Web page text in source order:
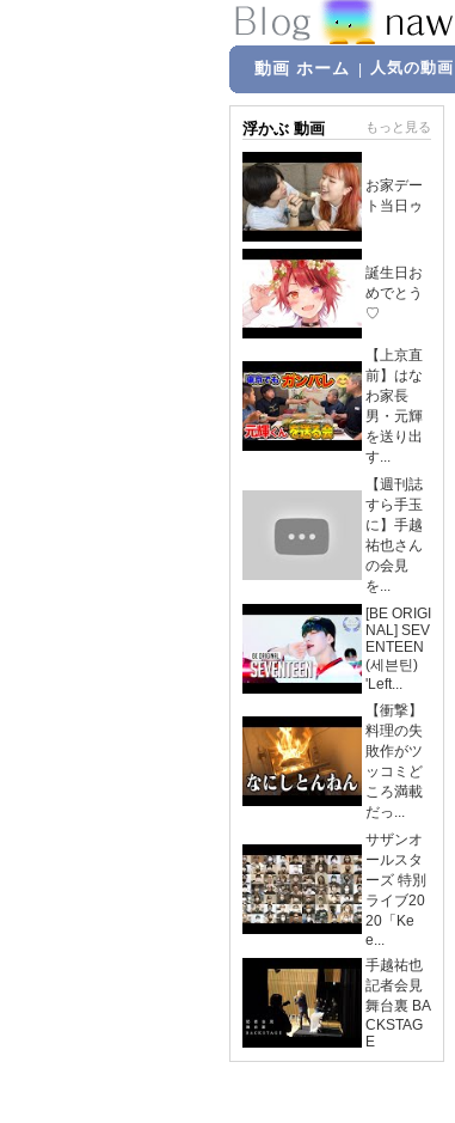
動画 ホーム 人気の動画
浮かぶ 動画 もっと見る
お家デー
ト当日ゥ
誕生日お
めでとう
♡
【上京直
前】はな
わ家長
男・元輝
を送り出
す...
【週刊誌
すら手玉
に】手越
祐也さん
の会見
を...
[BE ORIGI
NAL] SEV
ENTEEN
(세븐틴)
'Left...
【衝撃】
料理の失
敗作がツ
ッコミど
ころ満載
だっ...
サザンオ
ールスタ
ーズ 特別
ライブ20
20「Ke
e...
手越祐也
記者会見
舞台裏 BA
CKSTAG
E